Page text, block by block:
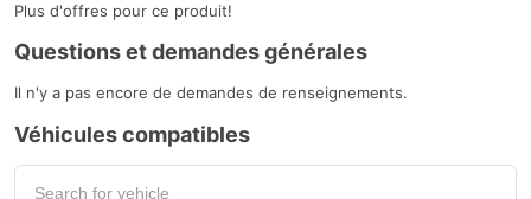
Plus d'offres pour ce produit!
Questions et demandes générales
Il n'y a pas encore de demandes de renseignements.
Véhicules compatibles